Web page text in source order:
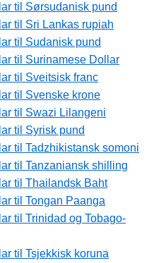
til Sørsudanisk pund
til Sri Lankas rupiah
til Sudanisk pund
til Surinamese Dollar
til Sveitsisk franc
til Svenske krone
til Swazi Lilangeni
til Syrisk pund
til Tadzhikistansk somoni
til Tanzaniansk shilling
til Thailandsk Baht
til Tongan Paanga
til Trinidad og Tobago-
til Tsjekkisk koruna